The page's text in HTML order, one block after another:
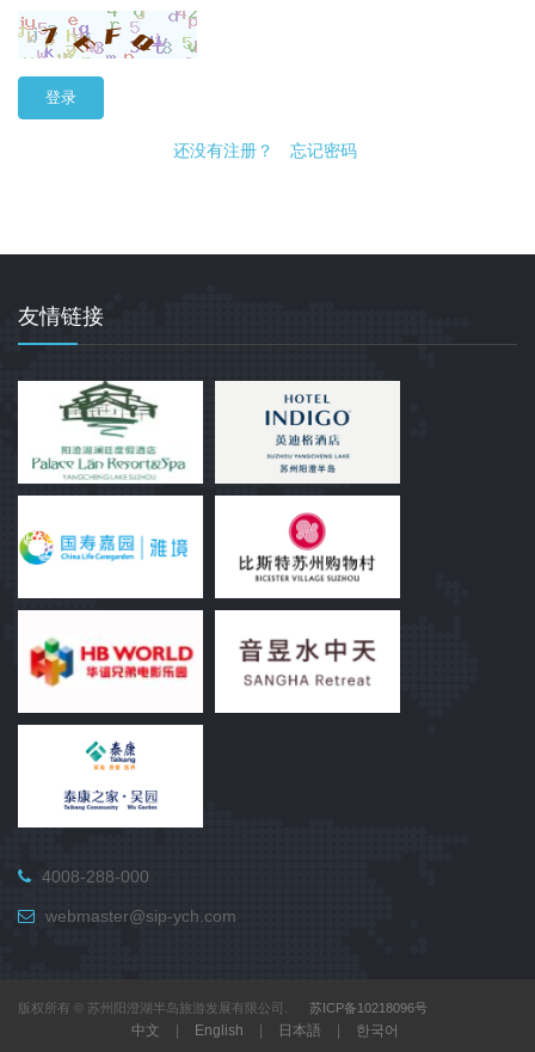
登录
还没有注册？ 忘记密码
友情链接
4008-288-000
webmaster@sip-ych.com
版权所有 © 苏州阳澄湖半岛旅游发展有限公司. 苏ICP备10218096号
中文 English 日本語 한국어